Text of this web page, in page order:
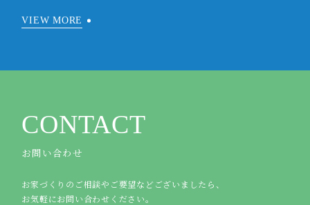
VIEW MORE
CONTACT
お問い合わせ
お家づくりのご相談やご要望などございましたら、
お気軽にお問い合わせください。